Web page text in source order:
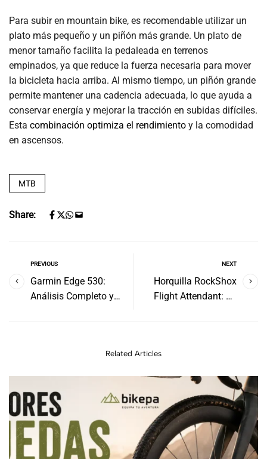
Para subir en mountain bike, es recomendable utilizar un
plato más pequeño y un piñón más grande. Un plato de
menor tamaño facilita la pedaleada en terrenos
empinados, ya que reduce la fuerza necesaria para mover
la bicicleta hacia arriba. Al mismo tiempo, un piñón grande
permite mantener una cadencia adecuada, lo que ayuda a
conservar energía y mejorar la tracción en subidas difíciles.
Esta combinación optimiza el rendimiento y la comodidad
en ascensos.
MTB
Share:
PREVIOUS
Garmin Edge 530:
Análisis Completo y
NEXT
Horquilla RockShox
Flight Attendant: 10
Related Articles